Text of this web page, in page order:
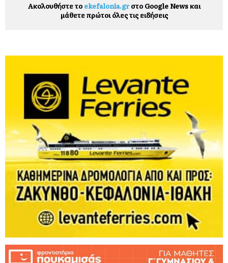
Ακολουθήστε το ekefalonia.grστο Google News και
μάθετε πρώτοι όλες τις ειδήσεις